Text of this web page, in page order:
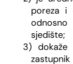
poreza i
sjedište;
3) dokaže
zastupnik